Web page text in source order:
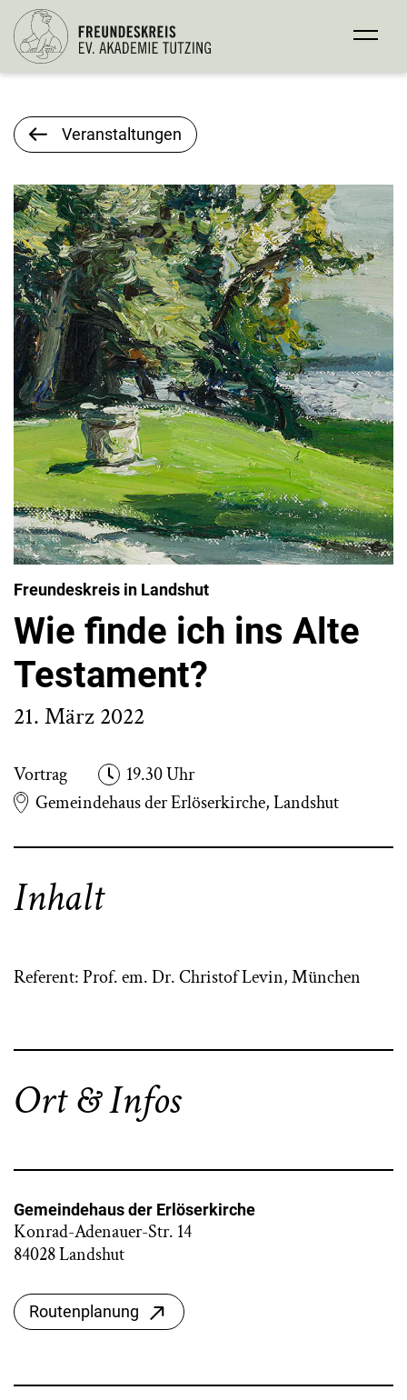
Veranstaltungen
Freundeskreis in Landshut
Wie finde ich ins Alte
Testament?
21. März 2022
Vortrag
19.30 Uhr
Gemeindehaus der Erlöserkirche, Landshut
Inhalt
Referent: Prof. em. Dr. Christof Levin, München
Ort & Infos
Gemeindehaus der Erlöserkirche
Konrad-Adenauer-Str. 14
84028 Landshut
Routenplanung